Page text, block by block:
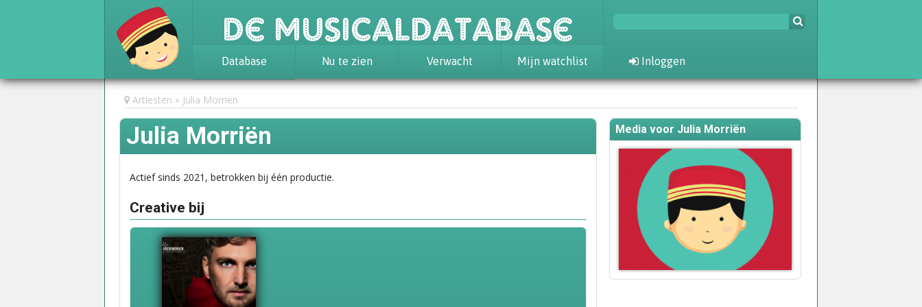
De Musicaldatabase
Database
Achtergrond
Awards
Statistieken
Nu te zien Verwacht Mijn watchlist Inloggen
Artiesten Julia Morriën
Julia Morriën
Actief sinds 2021, betrokken bij één productie.
Creative bij
Media voor Julia Morriën